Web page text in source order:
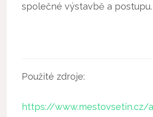
společné výstavbě a postupu.
Použité zdroje:
https://www.mestovsetin.cz/